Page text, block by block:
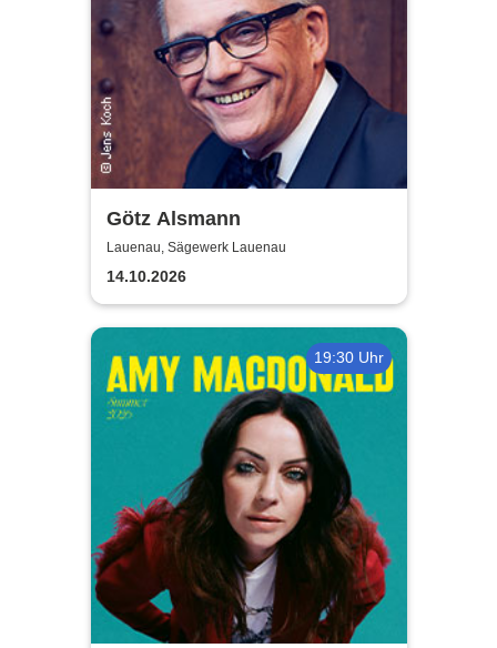
Götz Alsmann
Lauenau, Sägewerk Lauenau
14.10.2026
19:30 Uhr